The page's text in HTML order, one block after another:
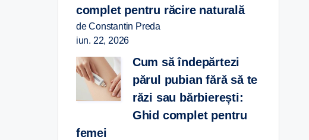
complet pentru răcire naturală
de Constantin Preda
iun. 22, 2026
Cum să îndepărtezi
părul pubian fără să te
răzi sau bărbierești:
Ghid complet pentru
femei